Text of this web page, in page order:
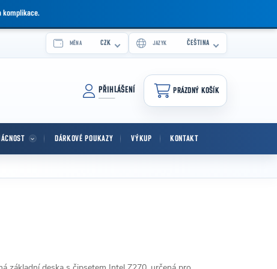
komplikace.
MĚNA CZK JAZYK ČEŠTINA
PŘIHLÁŠENÍ
NÁKUPNÍ KOŠÍK
PRÁZDNÝ KOŠÍK
DÁRKOVÉ POUKAZY VÝKUP KONTAKT